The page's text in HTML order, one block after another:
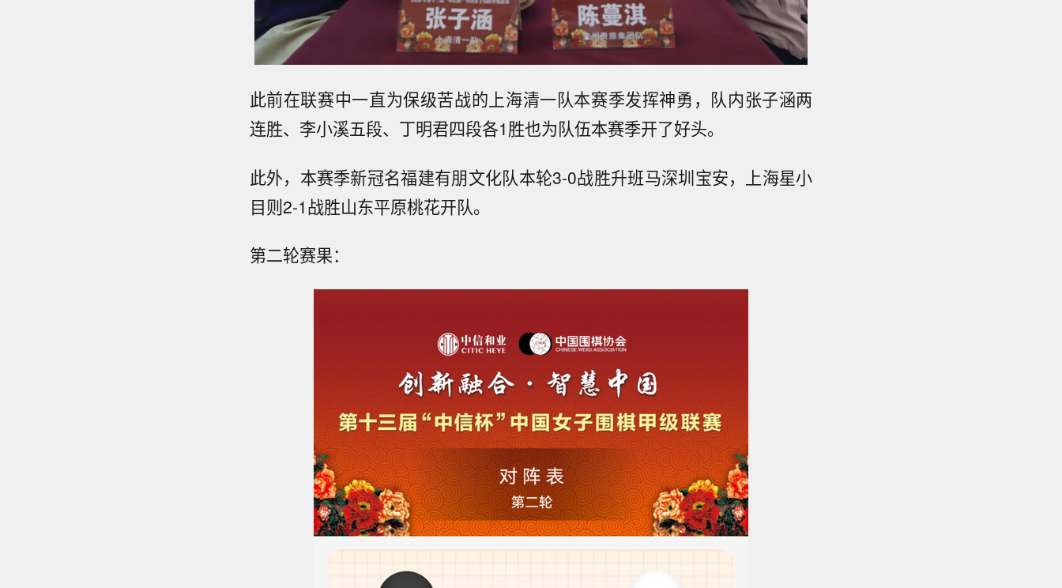
此前在联赛中一直为保级苦战的上海清一队本赛季发挥神勇，队内张子涵两
连胜、李小溪五段、丁明君四段各1胜也为队伍本赛季开了好头。
此外，本赛季新冠名福建有朋文化队本轮3-0战胜升班马深圳宝安，上海星小
目则2-1战胜山东平原桃花开队。
第二轮赛果：